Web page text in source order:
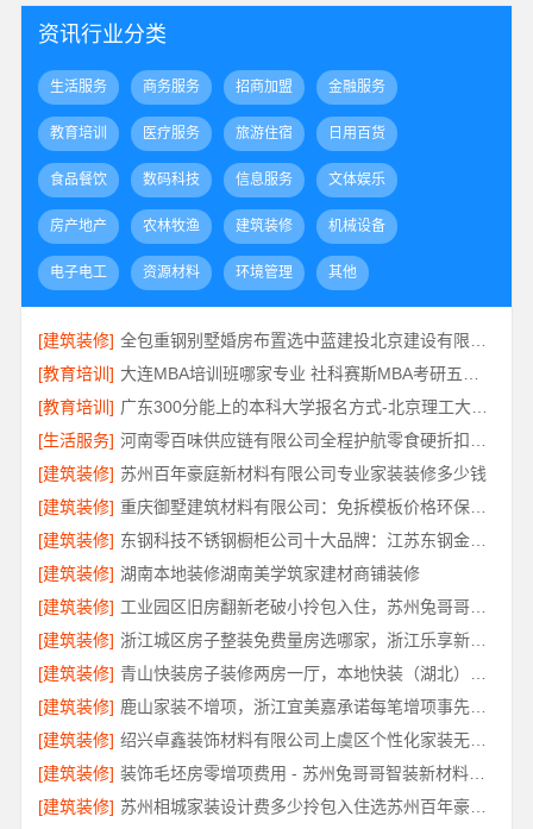
资讯行业分类
生活服务 商务服务 招商加盟 金融服务
教育培训 医疗服务 旅游住宿 日用百货
食品餐饮 数码科技 信息服务 文体娱乐
房产地产 农林牧渔 建筑装修 机械设备
电子电工 资源材料 环境管理 其他
[建筑装修]
[教育培训]
[教育培训]
广东300分能上的本科大学报名方式-北京理工大学珠海学院继续教育学院
[生活服务]
[建筑装修] 苏州百年豪庭新材料有限公司专业家装装修多少钱
[建筑装修]
重庆御墅建筑材料有限公司：免拆模板价格环保材料
[建筑装修]
东钢科技不锈钢橱柜公司十大品牌：江苏东钢金属科技有限公司实力引领
[建筑装修] 湖南本地装修湖南美学筑家建材商铺装修
[建筑装修]
工业园区旧房翻新老破小拎包入住，苏州兔哥哥智装新材料有限公司一站式服务
[建筑装修]
浙江城区房子整装免费量房选哪家，浙江乐享新材料有限公司本地口碑保障
[建筑装修]
[建筑装修]
鹿山家装不增项，浙江宜美嘉承诺每笔增项事先确认
[建筑装修]
绍兴卓鑫装饰材料有限公司上虞区个性化家装无隐形增项
[建筑装修]
装饰毛坯房零增项费用 - 苏州兔哥哥智装新材料有限公司
[建筑装修]
苏州相城家装设计费多少拎包入住选苏州百年豪庭新材料有限公司